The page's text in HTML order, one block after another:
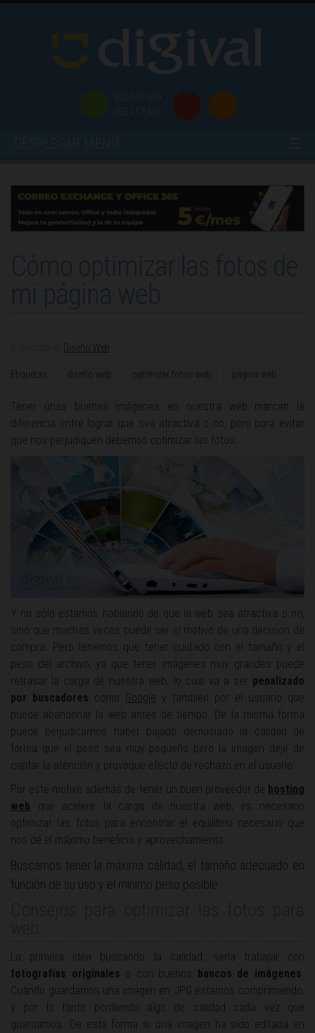
Diseño Web
Etiquetas: diseño web optimizar fotos web página web
Tener unas buenas imágenes en nuestra web marcan la
diferencia entre lograr que sea atractiva o no, pero para evitar
que nos perjudiquen debemos optimizar las fotos.
Y no sólo estamos hablando de que la web sea atractiva o no,
sino que muchas veces puede ser el motivo de una decisión de
compra. Pero tenemos que tener cuidado con el tamaño y el
peso del archivo, ya que tener imágenes muy grandes puede
retrasar la carga de nuestra web, lo cual va a ser penalizado
por buscadores como Google y también por el usuario que
puede abandonar la web antes de tiempo. De la misma forma
puede perjudicarnos haber bajado demasiado la calidad de
forma que el peso sea muy pequeño pero la imagen deje de
captar la atención y provoque efecto de rechazo en el usuario.
Por este motivo además de tener un buen proveedor de hosting
web que acelere la carga de nuestra web, es necesario
optimizar las fotos para encontrar el equilibrio necesario que
nos dé el máximo beneficio y aprovechamiento.
Buscamos tener la máxima calidad, el tamaño adecuado en
función de su uso y el mínimo peso posible.
La primera idea buscando la calidad, sería trabajar con
fotografías originales o con buenos bancos de imágenes
Cuando guardamos una imagen en JPG estamos comprimiendo,
y por lo tanto perdiendo algo de calidad cada vez que
guardamos. De esta forma si una imagen ha sido editada en